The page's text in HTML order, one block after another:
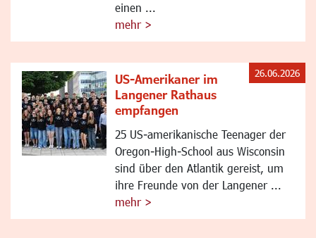
einen ...
mehr >
US-Amerikaner im
Langener Rathaus
empfangen
25 US-amerikanische Teenager der
Oregon-High-School aus Wisconsin
sind über den Atlantik gereist, um
ihre Freunde von der Langener ...
mehr >
26.06.2026